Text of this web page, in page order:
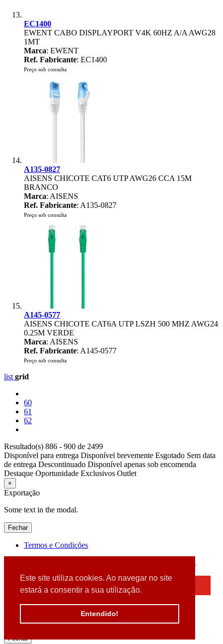
Este site utiliza cookies. Ao navegar no site
estará a consentir a sua utilização.
Entendido!
EC1400
EWENT CABO DISPLAYPORT V4K 60HZ A/A AWG28
1MT
Marca: EWENT
Ref. Fabricante: EC1400
Preço sob consulta
A135-0827
AISENS CHICOTE CAT6 UTP AWG26 CCA 15M
BRANCO
Marca: AISENS
Ref. Fabricante: A135-0827
Preço sob consulta
A145-0577
AISENS CHICOTE CAT6A UTP LSZH 500 MHZ AWG24
0.25M VERDE
Marca: AISENS
Ref. Fabricante: A145-0577
Preço sob consulta
list grid
60
61
62
Resultado(s) 886 - 900 de 2499
Disponível para entrega Disponível brevemente Esgotado Sem data
de entrega Descontinuado Disponível apenas sob encomenda
Destaque Oportunidade Exclusivos Outlet
×
Exportação
Some text in the modal.
Fechar
Termos e Condições
Detectamos que está a usar um browser desatualizado
Por favor, atualize o seu browser
para garantir uma melhor experiência.
Fechar